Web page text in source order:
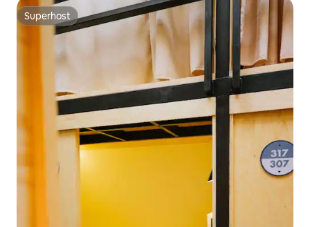
Superhost
Superhost